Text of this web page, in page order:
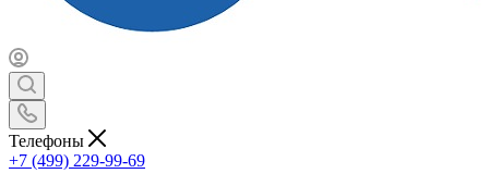
Телефоны
+7 (499) 229-99-69